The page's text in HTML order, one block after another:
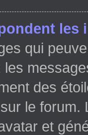
les
qui
des
le forum.
et